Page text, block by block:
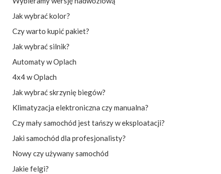
Jak wybrać kolor?
Czy warto kupić pakiet?
Jak wybrać silnik?
Automaty w Oplach
4x4 w Oplach
Jak wybrać skrzynię biegów?
Klimatyzacja elektroniczna czy manualna?
Czy mały samochód jest tańszy w eksploatacji?
Jaki samochód dla profesjonalisty?
Nowy czy używany samochód
Jakie felgi?